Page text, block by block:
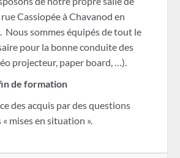
Cassiopée à Chavanod en
Nous sommes équipés de tout le
pour la bonne conduite des
projecteur, paper board, …).
de formation
des acquis par des questions
mises en situation ».